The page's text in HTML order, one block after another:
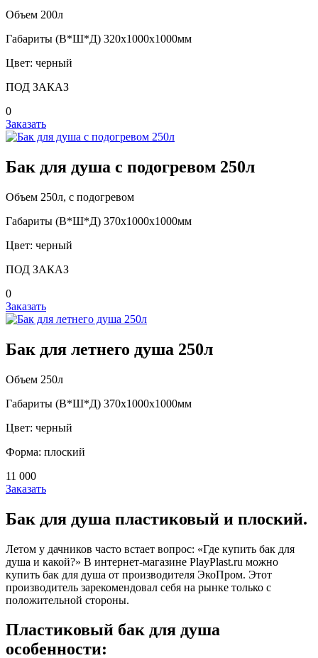
Объем 200л
Габариты (В*Ш*Д) 320х1000х1000мм
Цвет: черный
ПОД ЗАКАЗ
0
Заказать
Бак для душа с подогревом 250л
Объем 250л, с подогревом
Габариты (В*Ш*Д) 370х1000х1000мм
Цвет: черный
ПОД ЗАКАЗ
0
Заказать
Бак для летнего душа 250л
Объем 250л
Габариты (В*Ш*Д) 370х1000х1000мм
Цвет: черный
Форма: плоский
11 000
Заказать
Бак для душа пластиковый и плоский.
Летом у дачников часто встает вопрос: «Где купить бак для
душа и какой?» В интернет-магазине PlayPlast.ru можно
купить бак для душа от производителя ЭкоПром. Этот
производитель зарекомендовал себя на рынке только с
положительной стороны.
Пластиковый бак для душа
особенности: